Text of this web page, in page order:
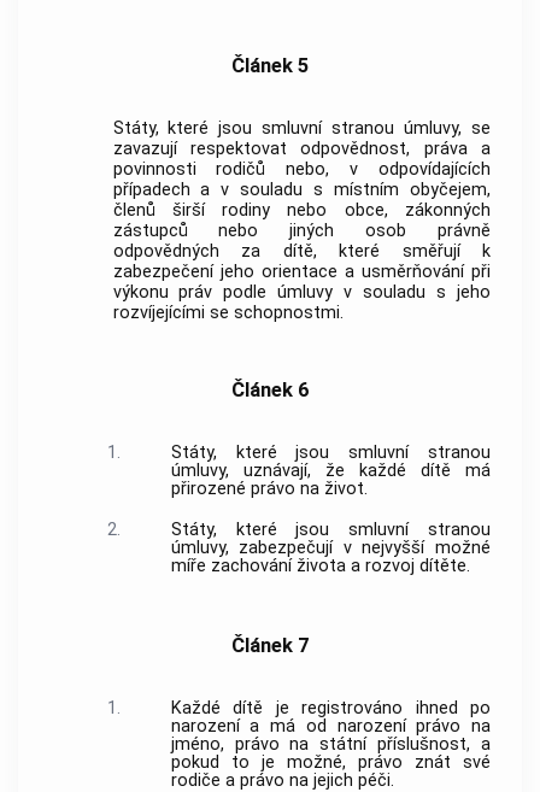
Článek 5
Státy, které jsou smluvní stranou úmluvy, se
zavazují respektovat odpovědnost, práva a
povinnosti rodičů nebo, v odpovídajících
případech a v souladu s místním obyčejem,
členů širší rodiny nebo obce, zákonných
zástupců nebo jiných osob právně
odpovědných za dítě, které směřují k
zabezpečení jeho orientace a usměrňování při
výkonu práv podle úmluvy v souladu s jeho
rozvíjejícími se schopnostmi.
Článek 6
1.
Státy, které jsou smluvní stranou
úmluvy, uznávají, že každé dítě má
přirozené právo na život.
2.
Státy, které jsou smluvní stranou
úmluvy, zabezpečují v nejvyšší možné
míře zachování života a rozvoj dítěte.
Článek 7
1.
Každé dítě je registrováno ihned po
narození a má od narození právo na
jméno, právo na státní příslušnost, a
pokud to je možné, právo znát své
rodiče a právo na jejich péči.